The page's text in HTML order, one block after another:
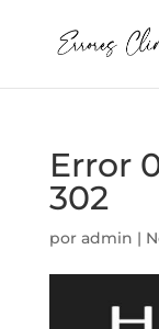
Error
302
por admin |